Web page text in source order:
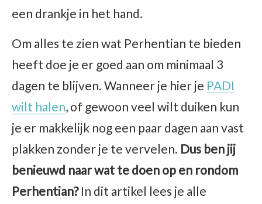
een drankje in het hand.
Om alles te zien wat Perhentian te bieden
heeft doe je er goed aan om minimaal 3
dagen te blijven. Wanneer je hier je PADI
wilt halen, of gewoon veel wilt duiken kun
je er makkelijk nog een paar dagen aan vast
plakken zonder je te vervelen. Dus ben jij
benieuwd naar wat te doen op en rondom
Perhentian?In dit artikel lees je alle